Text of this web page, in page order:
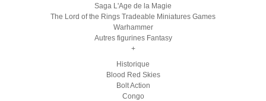
Saga L'Age de la Magie
The Lord of the Rings Tradeable Miniatures Games
Warhammer
Autres figurines Fantasy
+
Historique
Blood Red Skies
Bolt Action
Congo